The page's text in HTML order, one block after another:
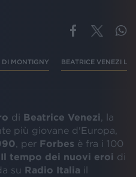
DI MONTIGNY BEATRICE VENEZI
di Beatrice Venezi , la
più giovane d'Europa,
, per Forbes è fra i 100
Il tempo dei nuovi eroi di
su Radio Italia il